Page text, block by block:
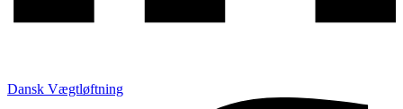
Dansk Vægtløftning